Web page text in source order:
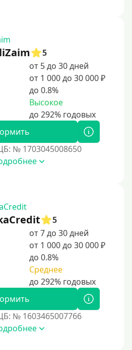
5
от 5 до 30 дней
от 1 000 до 30 000 ₽
до 0.8%
Высокое
№ 1703045008650
5
от 7 до 30 дней
от 1 000 до 30 000 ₽
до 0.8%
Среднее
№ 1603465007766